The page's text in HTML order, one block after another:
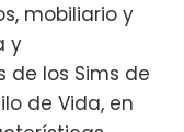
mobiliario y
y
los Sims de
de Vida, en